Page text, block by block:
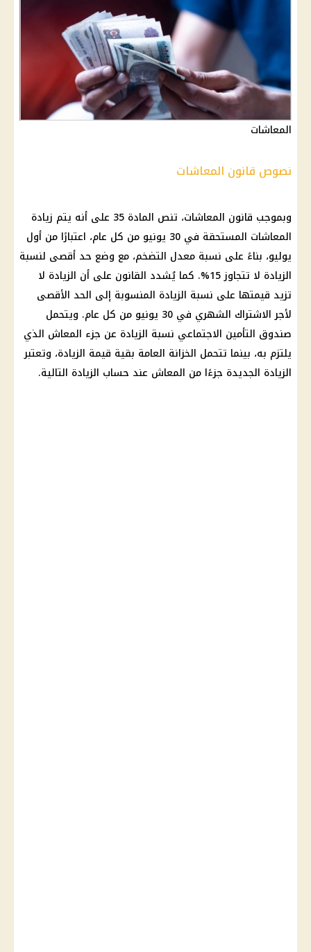
المعاشات
نصوص قانون المعاشات
وبموجب قانون المعاشات، تنص المادة 35 على أنه يتم زيادة
المعاشات المستحقة في 30 يونيو من كل عام، اعتبارًا من أول
يوليو، بناءً على نسبة معدل التضخم، مع وضع حد أقصى لنسبة
الزيادة لا تتجاوز 15%. كما يُشدد القانون على أن الزيادة لا
تزيد قيمتها على نسبة الزيادة المنسوبة إلى الحد الأقصى
لأجر الاشتراك الشهري في 30 يونيو من كل عام. ويتحمل
صندوق التأمين الاجتماعي نسبة الزيادة عن جزء المعاش الذي
يلتزم به، بينما تتحمل الخزانة العامة بقية قيمة الزيادة، وتعتبر
الزيادة الجديدة جزءًا من المعاش عند حساب الزيادة التالية.